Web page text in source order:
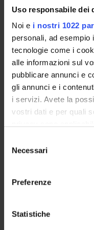
Uso responsabile dei
Noi e i nostri 1022
personali, ad esempio
tecnologie come i
alle informazioni sul
pubblicare annunci e
gli annunci e i
i servizi. Avete la
vostri dati e per quali
modificare o revocare
momento dalla
raccogliere
geografica, con
delNecessari
Preferenze
Statistiche
Evelina Tacconelli
Professore ordinario
AREE DI RICERCA
Infectious Diseases
Infectious Diseases
ATTIVITÀ